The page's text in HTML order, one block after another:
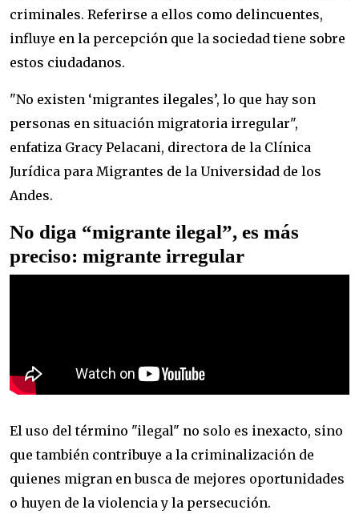
criminales. Referirse a ellos como delincuentes,
influye en la percepción que la sociedad tiene sobre
estos ciudadanos.
"No existen ‘migrantes ilegales’, lo que hay son
personas en situación migratoria irregular",
enfatiza Gracy Pelacani, directora de la Clínica
Jurídica para Migrantes de la Universidad de los
Andes.
No diga “migrante ilegal”, es más
preciso: migrante irregular
El uso del término "ilegal" no solo es inexacto, sino
que también contribuye a la criminalización de
quienes migran en busca de mejores oportunidades
o huyen de la violencia y la persecución.